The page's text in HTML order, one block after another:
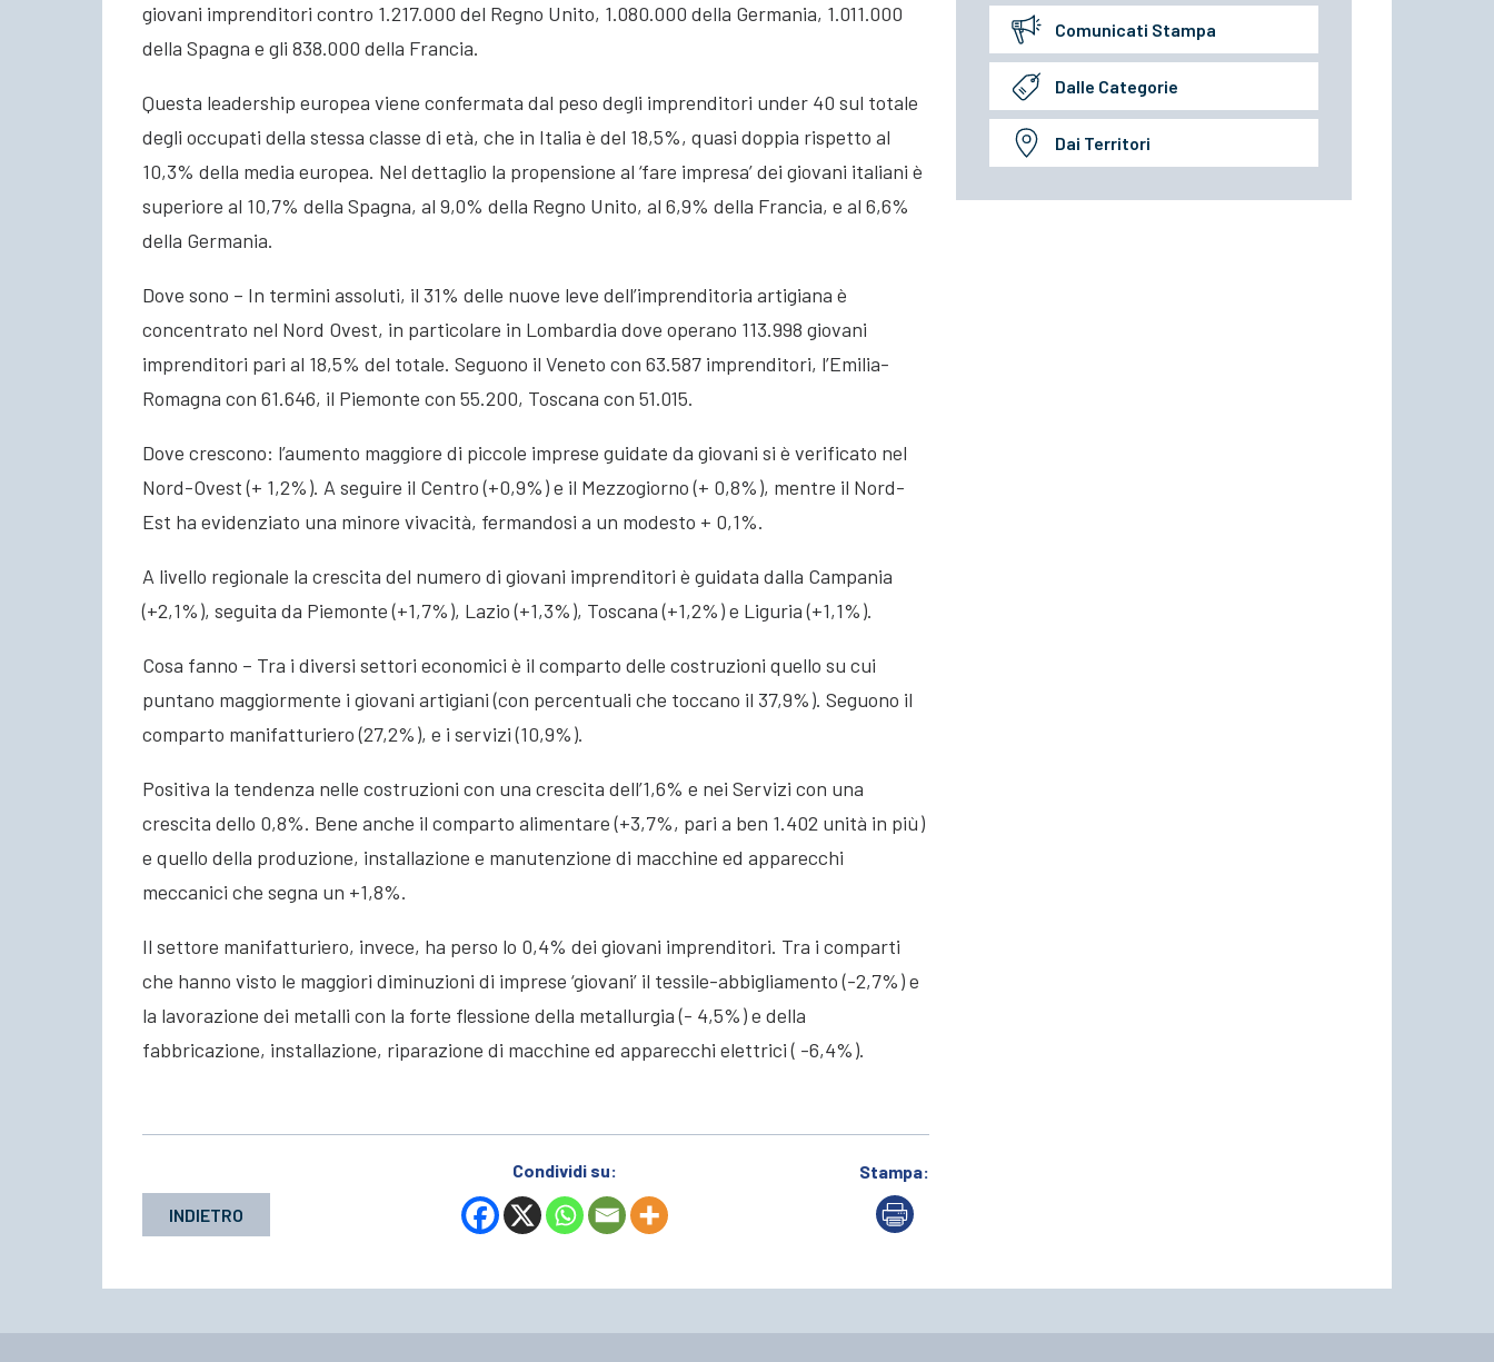
giovani imprenditori contro 1.217.000 del Regno Unito, 1.080.000 della Germania, 1.011.000
della Spagna e gli 838.000 della Francia.
Questa leadership europea viene confermata dal peso degli imprenditori under 40 sul totale
degli occupati della stessa classe di età, che in Italia è del 18,5%, quasi doppia rispetto al
10,3% della media europea. Nel dettaglio la propensione al ‘fare impresa’ dei giovani italiani è
superiore al 10,7% della Spagna, al 9,0% della Regno Unito, al 6,9% della Francia, e al 6,6%
della Germania.
Dove sono – In termini assoluti, il 31% delle nuove leve dell’imprenditoria artigiana è
concentrato nel Nord Ovest, in particolare in Lombardia dove operano 113.998 giovani
imprenditori pari al 18,5% del totale. Seguono il Veneto con 63.587 imprenditori, l’Emilia-
Romagna con 61.646, il Piemonte con 55.200, Toscana con 51.015.
Dove crescono: l’aumento maggiore di piccole imprese guidate da giovani si è verificato nel
Nord-Ovest (+ 1,2%). A seguire il Centro (+0,9%) e il Mezzogiorno (+ 0,8%), mentre il Nord-
Est ha evidenziato una minore vivacità, fermandosi a un modesto + 0,1%.
A livello regionale la crescita del numero di giovani imprenditori è guidata dalla Campania
(+2,1%), seguita da Piemonte (+1,7%), Lazio (+1,3%), Toscana (+1,2%) e Liguria (+1,1%).
Cosa fanno – Tra i diversi settori economici è il comparto delle costruzioni quello su cui
puntano maggiormente i giovani artigiani (con percentuali che toccano il 37,9%). Seguono il
comparto manifatturiero (27,2%), e i servizi (10,9%).
Positiva la tendenza nelle costruzioni con una crescita dell’1,6% e nei Servizi con una
crescita dello 0,8%. Bene anche il comparto alimentare (+3,7%, pari a ben 1.402 unità in più)
e quello della produzione, installazione e manutenzione di macchine ed apparecchi
meccanici che segna un +1,8%.
Il settore manifatturiero, invece, ha perso lo 0,4% dei giovani imprenditori. Tra i comparti
che hanno visto le maggiori diminuzioni di imprese ‘giovani’ il tessile-abbigliamento (-2,7%) e
la lavorazione dei metalli con la forte flessione della metallurgia (- 4,5%) e della
fabbricazione, installazione, riparazione di macchine ed apparecchi elettrici ( -6,4%).
INDIETRO
Condividi su: Stampa:
Comunicati Stampa
Dalle Categorie
Dai Territori